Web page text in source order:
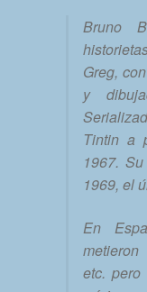
Bruno
Greg,
y
Tintin a
1967.​
1969, el
En
etc.